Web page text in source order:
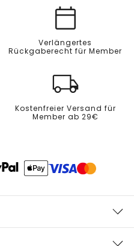
Verlängertes
Rückgaberecht für Member
Kostenfreier Versand für
Member ab 29€